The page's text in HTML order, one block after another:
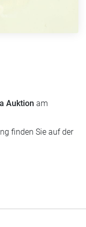
Auktion am
finden Sie auf der